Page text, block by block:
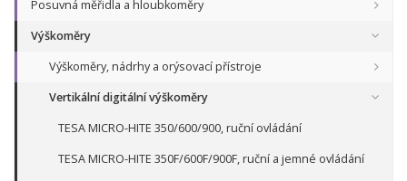
Posuvná měřidla a hloubkoměry
Výškoměry
Výškoměry, nádrhy a orýsovací přístroje
Vertikální digitální výškoměry
TESA MICRO-HITE 350/600/900, ruční ovládání
TESA MICRO-HITE 350F/600F/900F, ruční a jemné ovládání